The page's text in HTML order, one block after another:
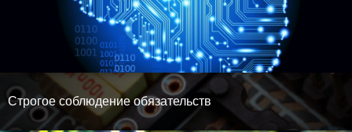
Строгое соблюдение обязательств